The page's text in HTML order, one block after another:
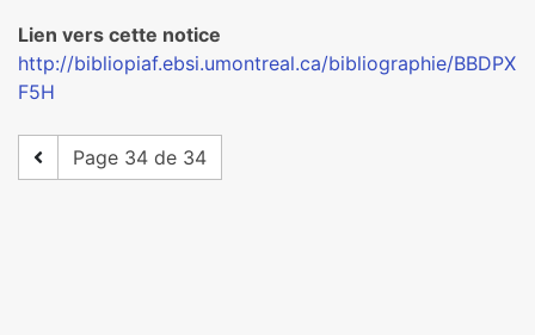
Lien vers cette notice
http://bibliopiaf.ebsi.umontreal.ca/bibliographie/BBDPX
F5H
Page 34 de 34